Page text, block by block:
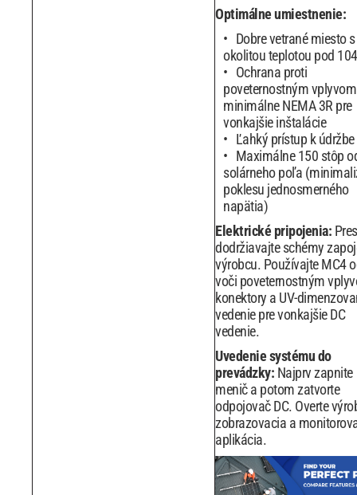
Optimálne umiestnenie:
Dobre vetrané miesto s
okolitou teplotou pod
Ochrana proti
poveternostným vplyvom
minimálne NEMA 3R pre
vonkajšie inštalácie
Ľahký prístup k údržbe
Maximálne 150 stôp
solárneho poľa
poklesu jednosmerného
napätia)
Elektrické pripojenia:
dodržiavajte schémy
výrobcu. Používajte MC4
voči poveternostným
konektory a UV-
vedenie pre vonkajšie DC
vedenie.
Uvedenie systému do
prevádzky: Najprv zapnite
menič a potom zatvorte
odpojovač DC. Overte
zobrazovacia a
aplikácia.